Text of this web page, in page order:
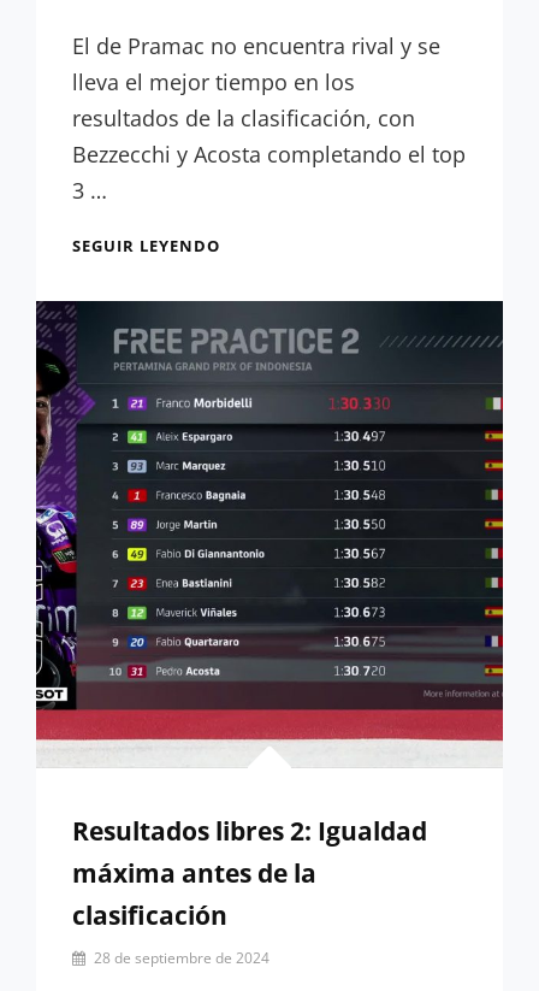
Romero
El de Pramac no encuentra rival y se
lleva el mejor tiempo en los
resultados de la clasificación, con
Bezzecchi y Acosta completando el top
3 …
SEGUIR LEYENDO
DE
JORGE
MARTÍN
Resultados libres 2: Igualdad
máxima antes de la
clasificación
Por 28 de septiembre de 2024